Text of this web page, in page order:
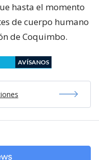
hasta el momento
de cuerpo humano
de Coquimbo.
AVÍSANOS